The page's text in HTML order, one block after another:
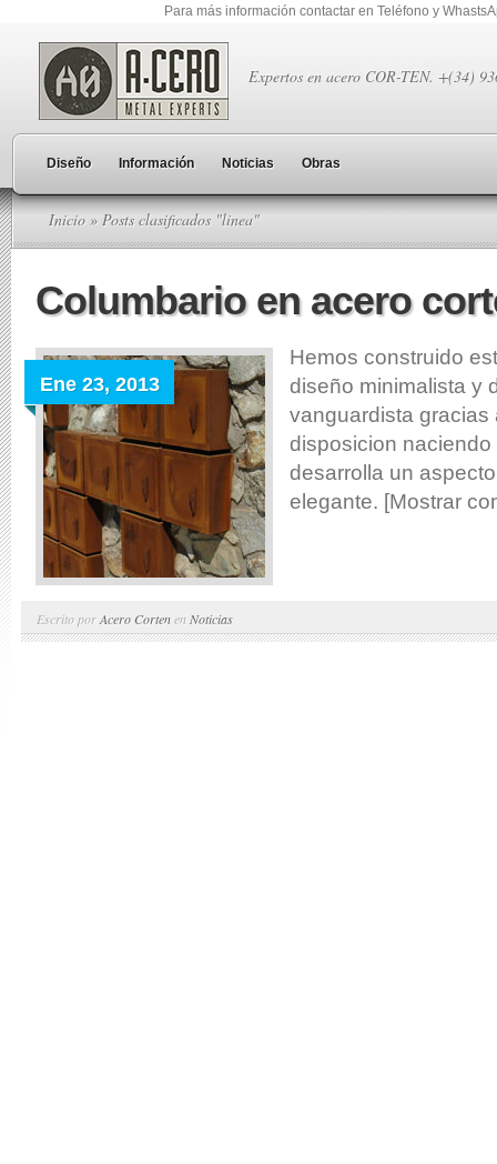
Para más información contactar en Teléfono y
Expertos en acero COR-TEN. +(34)
Diseño Información Noticias Obras
Inicio » Posts clasificados "linea"
Columbario en acero
Ene 23, 2013
Hemos construido
diseño minimalista y
vanguardista gracias
disposicion
desarrolla un
elegante. [Mostrar
Escrito porAcero Cortenen Noticias